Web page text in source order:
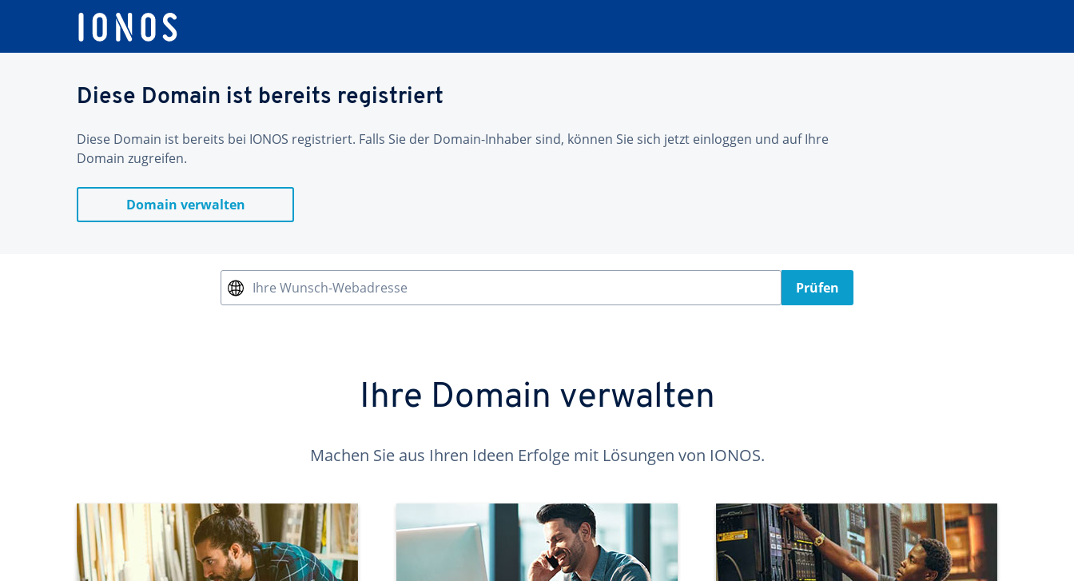
Diese Domain ist bereits registriert
Diese Domain ist bereits bei IONOS registriert. Falls Sie der Domain-Inhaber sind, können Sie sich jetzt einloggen und auf Ihre
Domain zugreifen.
Domain verwalten
Ihre Wunsch-Webadresse Prüfen
Ihre Domain verwalten
Machen Sie aus Ihren Ideen Erfolge mit Lösungen von IONOS.